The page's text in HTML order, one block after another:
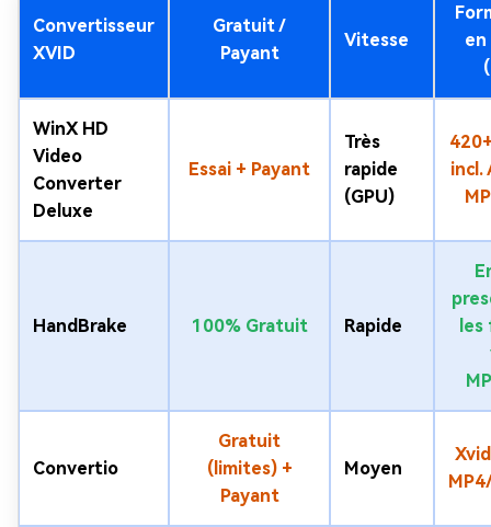
Convertisseur
XVID
Gratuit /
Payant
Vitesse
en
WinX HD
Video
Converter
Deluxe
Essai + Payant
Très
rapide
(GPU)
incl.
HandBrake 100% Gratuit Rapide
Convertio
Gratuit
(limites) +
Payant
Moyen